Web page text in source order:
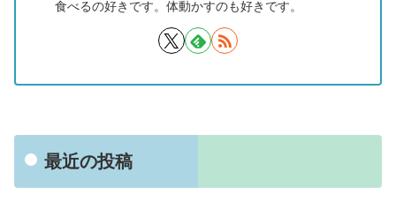
食べるの好きです。体動かすのも好きです。
最近の投稿